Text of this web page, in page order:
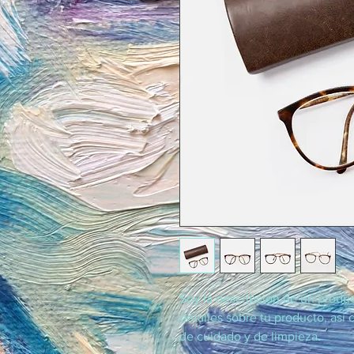
Soy la descripción de un
detalles sobre tu producto, así
de cuidado y de limpieza.